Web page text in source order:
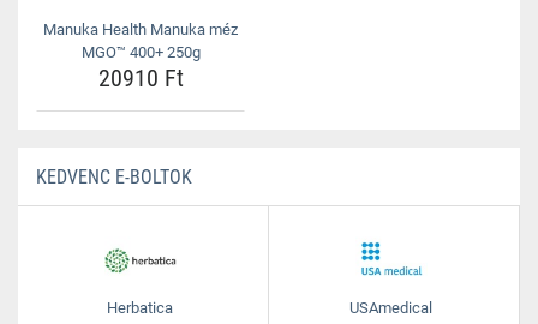
Manuka Health Manuka méz
MGO™ 400+ 250g
20910 Ft
KEDVENC E-BOLTOK
Herbatica USAmedical